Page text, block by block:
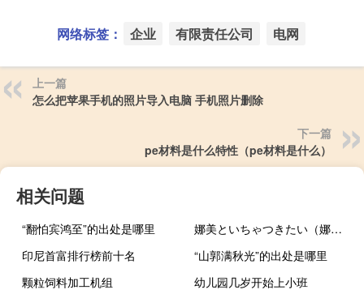
网络标签： 企业 有限责任公司 电网
上一篇
怎么把苹果手机的照片导入电脑 手机照片删除
下一篇
pe材料是什么特性（pe材料是什么）
相关问题
“翻怕宾鸿至”的出处是哪里
娜美といちゃつきたい（娜美洗澡去掉雾图片）
印尼首富排行榜前十名
“山郭满秋光”的出处是哪里
颗粒饲料加工机组
幼儿园几岁开始上小班